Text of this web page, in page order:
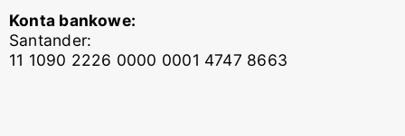
Konta bankowe:
Santander:
11 1090 2226 0000 0001 4747 8663